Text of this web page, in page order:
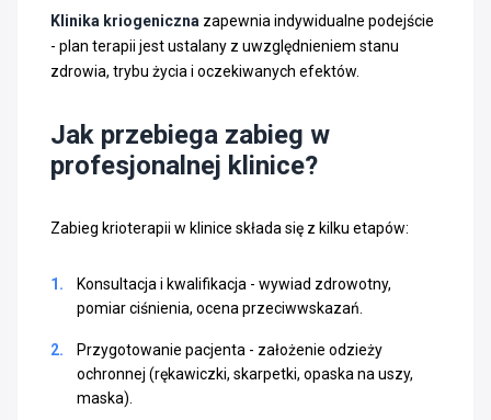
Klinika kriogeniczna zapewnia indywidualne podejście
- plan terapii jest ustalany z uwzględnieniem stanu
zdrowia, trybu życia i oczekiwanych efektów.
Jak przebiega zabieg w
profesjonalnej klinice?
Zabieg krioterapii w klinice składa się z kilku etapów:
Konsultacja i kwalifikacja - wywiad zdrowotny,
pomiar ciśnienia, ocena przeciwwskazań.
Przygotowanie pacjenta - założenie odzieży
ochronnej (rękawiczki, skarpetki, opaska na uszy,
maska).